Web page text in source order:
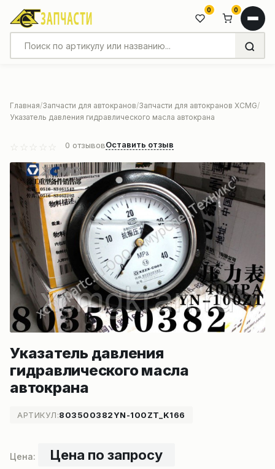
0 0
Главная Запчасти для автокранов Запчасти для автокранов XCMG
Указатель давления гидравлического масла автокрана
0 отзывовОставить отзыв
Указатель давления
гидравлического масла
автокрана
АРТИКУЛ:803500382YN-100ZT_K166
Цена по запросу